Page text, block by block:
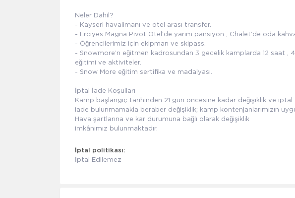
Neler Dahil?
- Kayseri havalimanı ve otel arası transfer.
- Erciyes Magna Pivot Otel’de yarım pansiyon , Chalet’de oda
- Öğrencilerimiz için ekipman ve skipass.
- Snowmore’n eğitmen kadrosundan 3 gecelik kamplarda 12 saat ,
eğitimi ve aktiviteler.
- Snow More eğitim sertifika ve madalyası.
İptal İade Koşulları
Kamp başlangıç tarihinden 21 gün öncesine kadar değişiklik ve iptal
iade bulunmamakla beraber değişiklik; kamp kontenjanlarımızın
Hava şartlarına ve kar durumuna bağlı olarak değişiklik
imkânımız bulunmaktadır.
İptal politikası:
İptal Edilemez